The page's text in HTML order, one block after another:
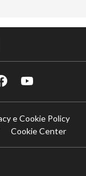
e Cookie Policy
Cookie Center